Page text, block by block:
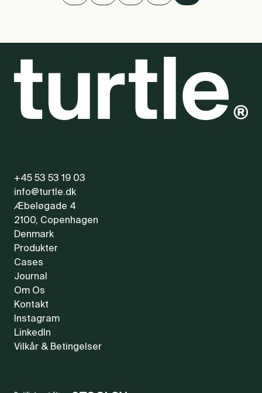
+45 53 53 19 03
info@turtle.dk
Æbeløgade 4
2100, Copenhagen
Denmark
Produkter
Cases
Journal
Om Os
Kontakt
Instagram
LinkedIn
Vilkår & Betingelser